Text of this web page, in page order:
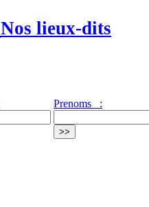
Nos lieux-dits
Prenoms :